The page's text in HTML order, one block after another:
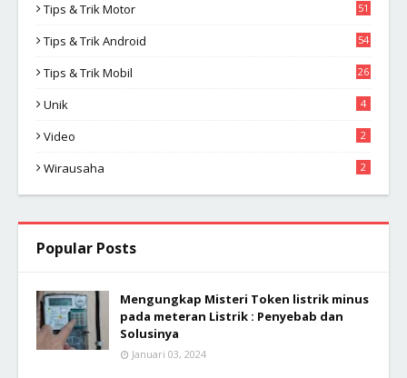
Tips & Trik Motor 51
Tips & Trik Android 54
Tips & Trik Mobil 26
Unik 4
Video 2
Wirausaha 2
Popular Posts
Mengungkap Misteri Token listrik minus
pada meteran Listrik : Penyebab dan
Solusinya
Januari 03, 2024